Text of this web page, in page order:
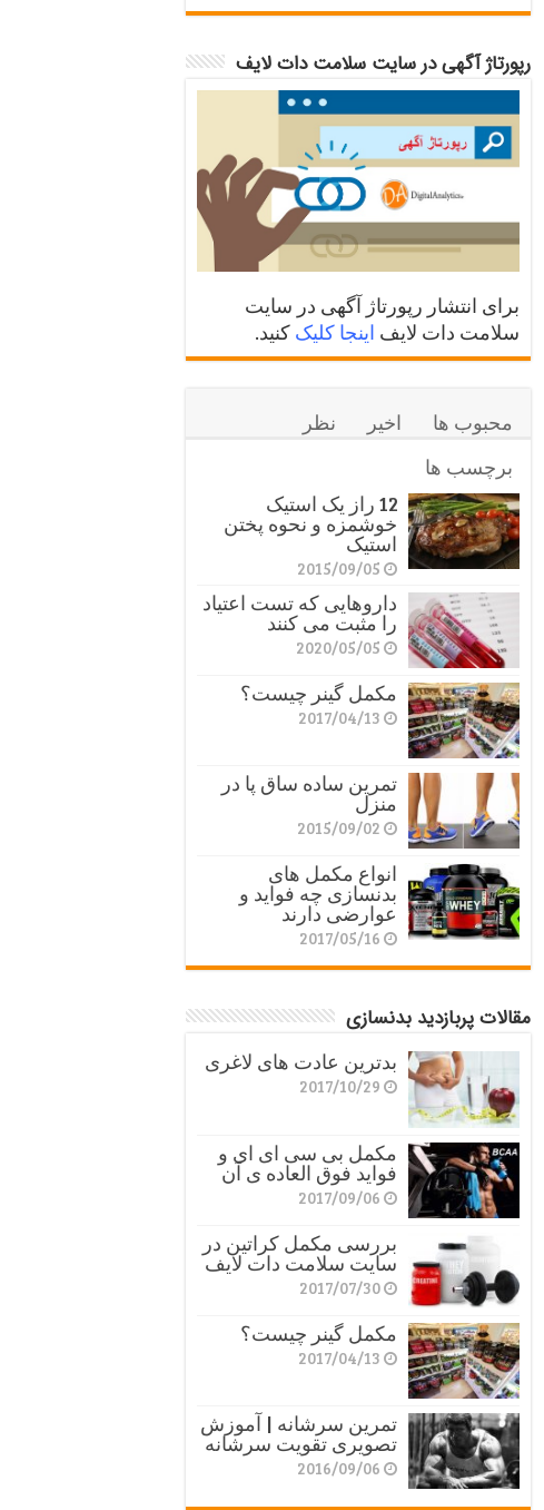
رپورتاژ آگهی در سایت سلامت دات لایف
برای انتشار رپورتاژ آگهی در سایت
سلامت دات لایف اینجا کلیک کنید.
محبوب ها اخیر
نظر
برچسب ها
12 راز یک استیک
خوشمزه و نحوه پختن
استیک
2015/09/05
داروهایی که تست اعتیاد
را مثبت می کنند
2020/05/05
مکمل گینر چیست؟
2017/04/13
تمرین ساده ساق پا در
منزل
2015/09/02
انواع مکمل های
بدنسازی چه فواید و
عوارضی دارند
2017/05/16
مقالات پربازدید بدنسازی
بدترین عادت های لاغری
2017/10/29
مکمل بی سی ای ای و
فواید فوق العاده ی آن
2017/09/06
بررسی مکمل کراتین در
سایت سلامت دات لایف
2017/07/30
مکمل گینر چیست؟
2017/04/13
تمرین سرشانه | آموزش
تصویری تقویت سرشانه
2016/09/06